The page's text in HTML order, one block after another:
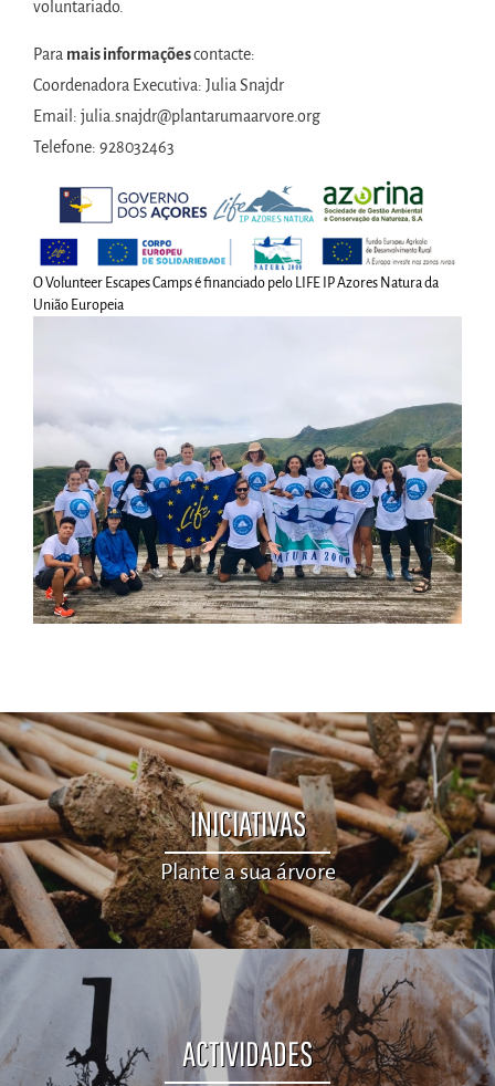
voluntariado.
Para mais informaçõescontacte:
Coordenadora Executiva: Julia Snajdr
Email: julia.snajdr@plantarumaarvore.org
Telefone: 928032463
O Volunteer Escapes Camps é financiado pelo LIFE IP Azores Natura da
União Europeia
INICIATIVAS
Plante a sua árvore
ACTIVIDADES